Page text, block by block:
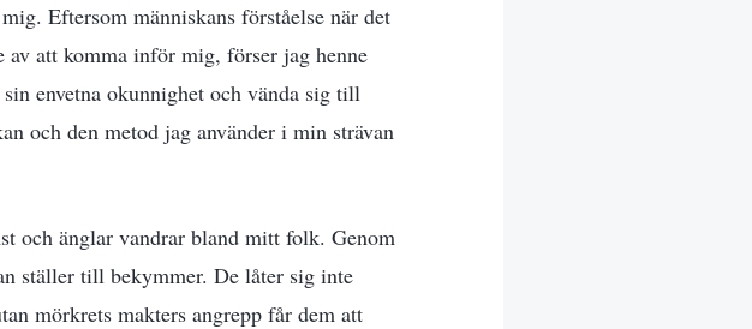
Eftersom människans förståelse när det
att komma inför mig, förser jag henne
envetna okunnighet och vända sig till
och den metod jag använder i min strävan
och änglar vandrar bland mitt folk. Genom
ställer till bekymmer. De låter sig inte
mörkrets makters angrepp får dem att